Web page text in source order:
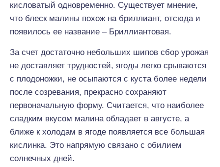
кисловатый одновременно. Существует мнение,
что блеск малины похож на бриллиант, отсюда и
появилось ее название – Бриллиантовая.
За счет достаточно небольших шипов сбор урожая
не доставляет трудностей, ягоды легко срываются
с плодоножки, не осыпаются с куста более недели
после созревания, прекрасно сохраняют
первоначальную форму. Считается, что наиболее
сладким вкусом малина обладает в августе, а
ближе к холодам в ягоде появляется все большая
кислинка. Это напрямую связано с обилием
солнечных дней.